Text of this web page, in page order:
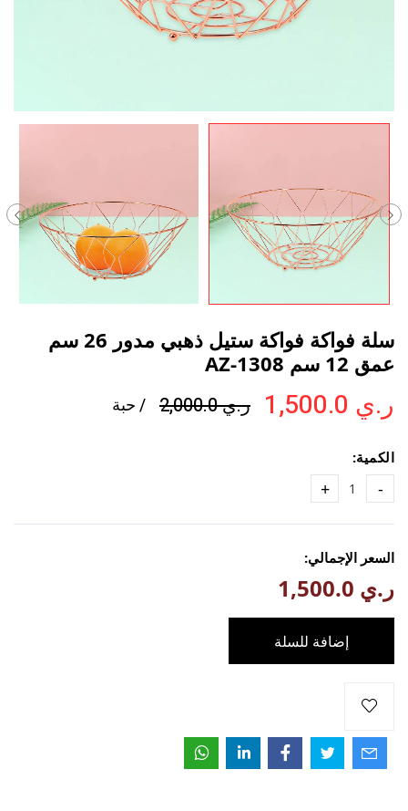
سلة فواكة فواكة ستيل ذهبي مدور 26 سم
عمق 12 سم AZ-1308
ر.ي 1,500.0 ر.ي 2,000.0 / حبة
الكمية:
-
+
السعر الإجمالي:
ر.ي 1,500.0
إضافة للسلة